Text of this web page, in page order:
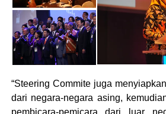
“Steering Commite juga
dari negara-negara asing,
pembicara-pemicara dari luar